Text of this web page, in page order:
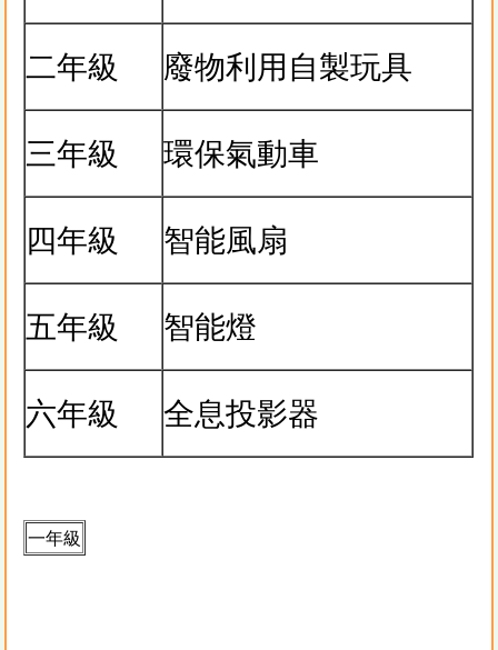
二年級 廢物利用自製玩具
三年級 環保氣動車
四年級 智能風扇
五年級 智能燈
六年級 全息投影器
一年級